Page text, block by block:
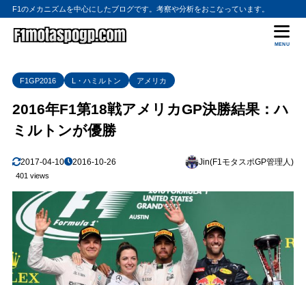
F1のメカニズムを中心にしたブログです。考察や分析をおこなっています。
MENU
F1GP2016 L・ハミルトン アメリカ
2016年F1第18戦アメリカGP決勝結果：ハ
ミルトンが優勝
2017-04-10 2016-10-26 Jin(F1モタスポGP管理人)
401 views